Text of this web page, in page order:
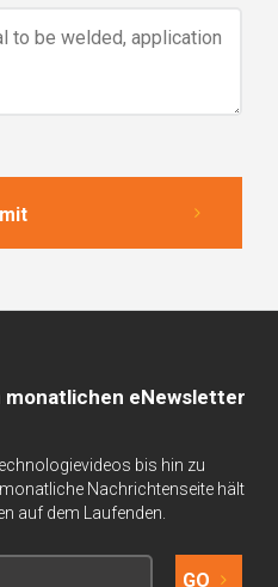
monatlichen eNewsletter
bis hin zu
Nachrichtenseite hält
auf dem Laufenden.